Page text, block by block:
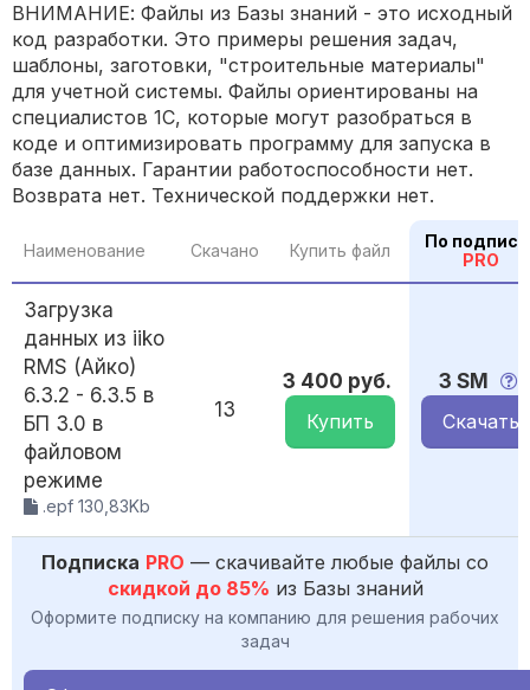
ВНИМАНИЕ: Файлы из Базы знаний - это исходный
код разработки. Это примеры решения задач,
шаблоны, заготовки, "строительные материалы"
для учетной системы. Файлы ориентированы на
специалистов 1С, которые могут разобраться в
коде и оптимизировать программу для запуска в
базе данных. Гарантии работоспособности нет.
Возврата нет. Технической поддержки нет.
Наименование Скачано Купить файл
По
PRO
Загрузка
данных из iiko
RMS (Айко)
6.3.2 - 6.3.5 в
БП 3.0 в
файловом
режиме
.epf 130,83Kb
13
3 400 руб.
Купить
3 SM
Скачать
Подписка PRO — скачивайте любые файлы со
скидкой до 85% из Базы знаний
Оформите подписку на компанию для решения рабочих
задач